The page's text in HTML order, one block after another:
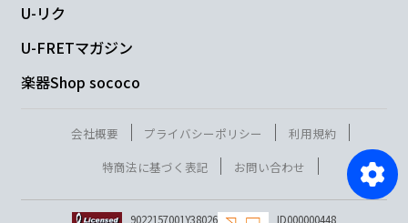
U-リク
U-FRETマガジン
楽器Shop sococo
会社概要 プライバシーポリシー
利用規約
特商法に基づく表記
お問い合わせ
9022157001Y38026 ID000000448